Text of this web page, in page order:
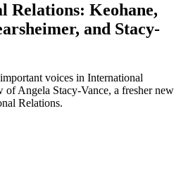
Relations: Keohane,
and Stacy-
voices in International
Angela Stacy-Vance, a fresher new
Relations.